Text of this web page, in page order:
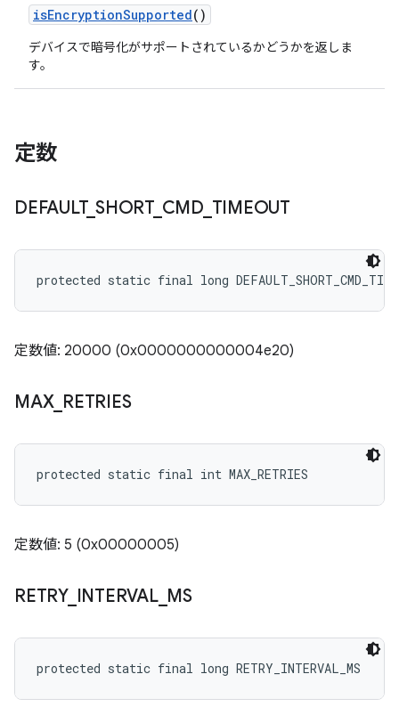
isEncryptionSupported()
デバイスで暗号化がサポートされているかどうかを返しま
す。
定数
DEFAULT_ SHORT_ CMD_ TIMEOUT
protected static final long
定数値: 20000 (0x0000000000004e20)
MAX_ RETRIES
protected static final int MAX_RETRIES
定数値: 5 (0x00000005)
RETRY_ INTERVAL_ MS
protected static final long RETRY_INTERVAL_MS